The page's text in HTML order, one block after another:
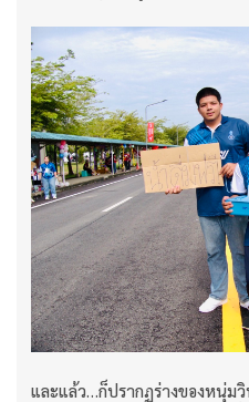
และแล้ว…ก็ปรากฏร่างของหนุ่ม